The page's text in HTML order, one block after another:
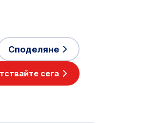
Споделяне
сега